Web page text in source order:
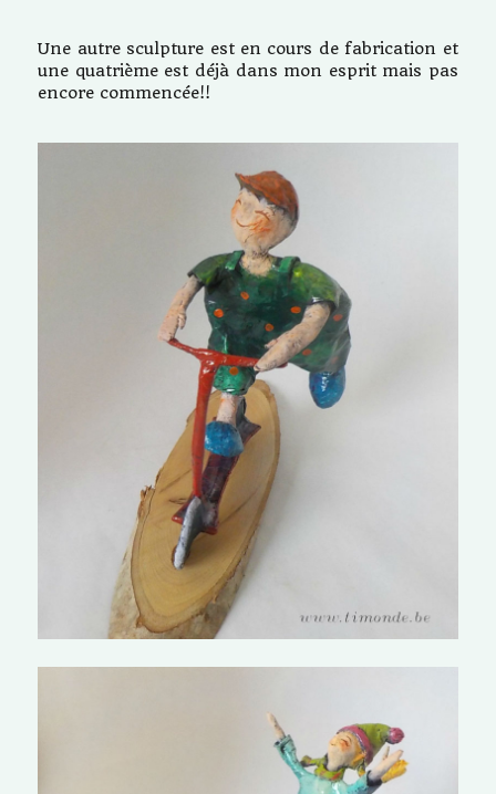
Une autre sculpture est en cours de fabrication et
une quatrième est déjà dans mon esprit mais pas
encore commencée!!